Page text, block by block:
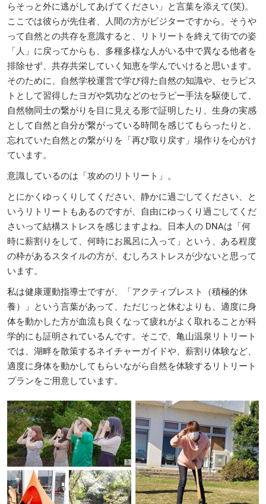
らそっと外に逃がしてあげてください」と言葉を添えて(笑)。
ここでは彼らが先住者、人間の方がビジターですから。そうや
って自然との共存を意識すると、リトリートを終えて街での姿
「人」に戻ってからも、多種多様な人がいる中で異なる他者を
排除せず、共存共栄していく知恵を学んでいけると思います。
そのために、自然学校運営で学び得た自然の知識や、セラピス
トとして習得したヨガや気功などのセラピー手法を駆使して、
自然物同士の繋がりを目に見える形で証明したり、生身の実感
として自然と自分が繋がっている時間を感じてもらったりと、
忘れていた自然との繋がりを「再び取り戻す」場作りを心がけ
ています。
意識しているのは「攻めのリトリート」。
とにかくゆっくりしてください、静かに過ごしてください、と
いうリトリートもあるのですが、自由にゆっくり過ごしてくだ
さいって結構ストレスを感じますよね。日本人の DNAは「何
時に薪割りをして、何時にお風呂に入って」という、ある程度
の枠があるスタイルの方が、むしろストレスが少ないと思って
います。
私は健康運動指導士ですが、「アクティブレスト（積極的休
養）」という言葉があって、ただじっと休むよりも、適度に身
体を動かした方が血流も良くなって疲れがよく取れることが科
学的にも証明されているんです。そこで、亀山温泉リトリート
では、湖畔を散策するネイチャーガイドや、薪割り体験など、
適度に身体を動かしてもらいながら自然を体験するリトリート
プランをご用意しています。